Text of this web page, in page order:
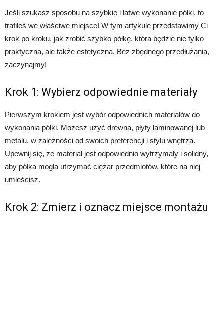
Jeśli szukasz sposobu na szybkie i łatwe wykonanie półki, to
trafiłeś we właściwe miejsce! W tym artykule przedstawimy Ci
krok po kroku, jak zrobić szybko półkę, która będzie nie tylko
praktyczna, ale także estetyczna. Bez zbędnego przedłużania,
zaczynajmy!
Krok 1: Wybierz odpowiednie materiały
Pierwszym krokiem jest wybór odpowiednich materiałów do
wykonania półki. Możesz użyć drewna, płyty laminowanej lub
metalu, w zależności od swoich preferencji i stylu wnętrza.
Upewnij się, że materiał jest odpowiednio wytrzymały i solidny,
aby półka mogła utrzymać ciężar przedmiotów, które na niej
umieścisz.
Krok 2: Zmierz i oznacz miejsce montażu